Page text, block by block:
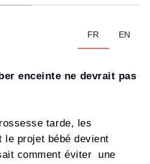
FR EN
enceinte ne devrait pas
tarde, les
projet bébé devient
comment éviter une